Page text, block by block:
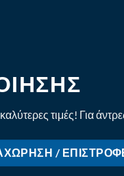
τιμές! Για
/